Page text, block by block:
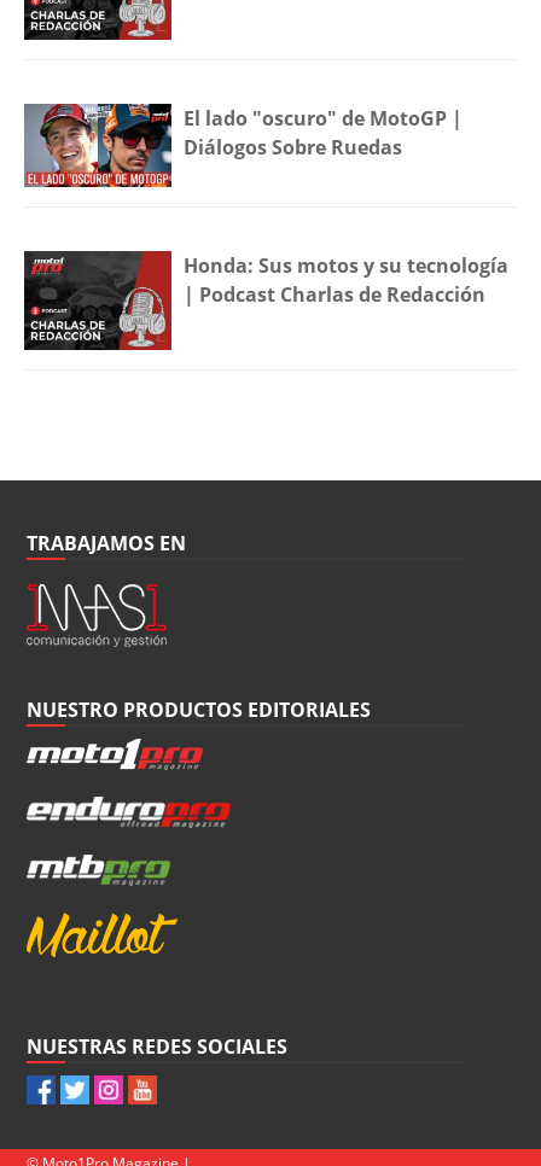
El lado "oscuro" de MotoGP |
Diálogos Sobre Ruedas
Honda: Sus motos y su tecnología
| Podcast Charlas de Redacción
TRABAJAMOS EN
NUESTRO PRODUCTOS EDITORIALES
NUESTRAS REDES SOCIALES